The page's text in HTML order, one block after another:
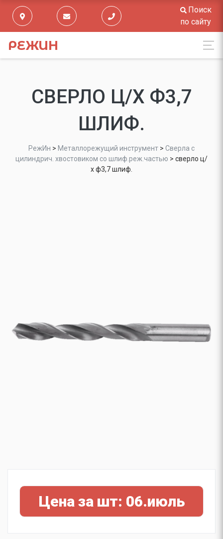
Поиск
по сайту
РЕЖИН
СВЕРЛО Ц/Х Ф3,7
ШЛИФ.
РежИн > Металлорежущий инструмент > Сверла с
цилиндрич. хвостовиком со шлиф.реж.частью > сверло ц/
х ф3,7 шлиф.
Цена за шт: 06.июль